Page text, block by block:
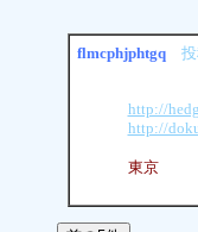
flmcphjphtgq投
http://
http://
東京